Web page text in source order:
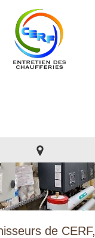
de CERF,